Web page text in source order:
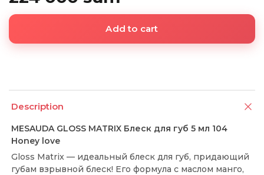
Add to cart
Description
MESAUDA GLOSS MATRIX Блеск для губ 5 мл 104
Honey love
Gloss Matrix — идеальный блеск для губ, придающий
губам взрывной блеск! Его формула с маслом манго,